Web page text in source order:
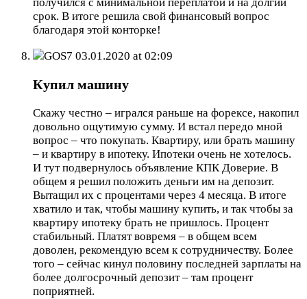
срок. В итоге решила свой финансовый вопрос
благодаря этой конторке!
GOS7 03.01.2020 at 02:09
Купил машину
Скажу честно – игрался раньше на форексе, накопил
довольно ощутимую сумму. И встал передо мной
вопрос – что покупать. Квартиру, или брать машину
– и квартиру в ипотеку. Ипотеки очень не хотелось.
И тут подвернулось объявление КПК Доверие. В
общем я решил положить деньги им на депозит.
Вытащил их с процентами через 4 месяца. В итоге
хватило и так, чтобы машину купить, и так чтобы за
квартиру ипотеку брать не пришлось. Процент
стабильный. Платят вовремя – в общем всем
доволен, рекомендую всем к сотрудничеству. Более
того – сейчас кинул половину последней зарплаты на
более долгосрочный депозит – там процент
поприятней.